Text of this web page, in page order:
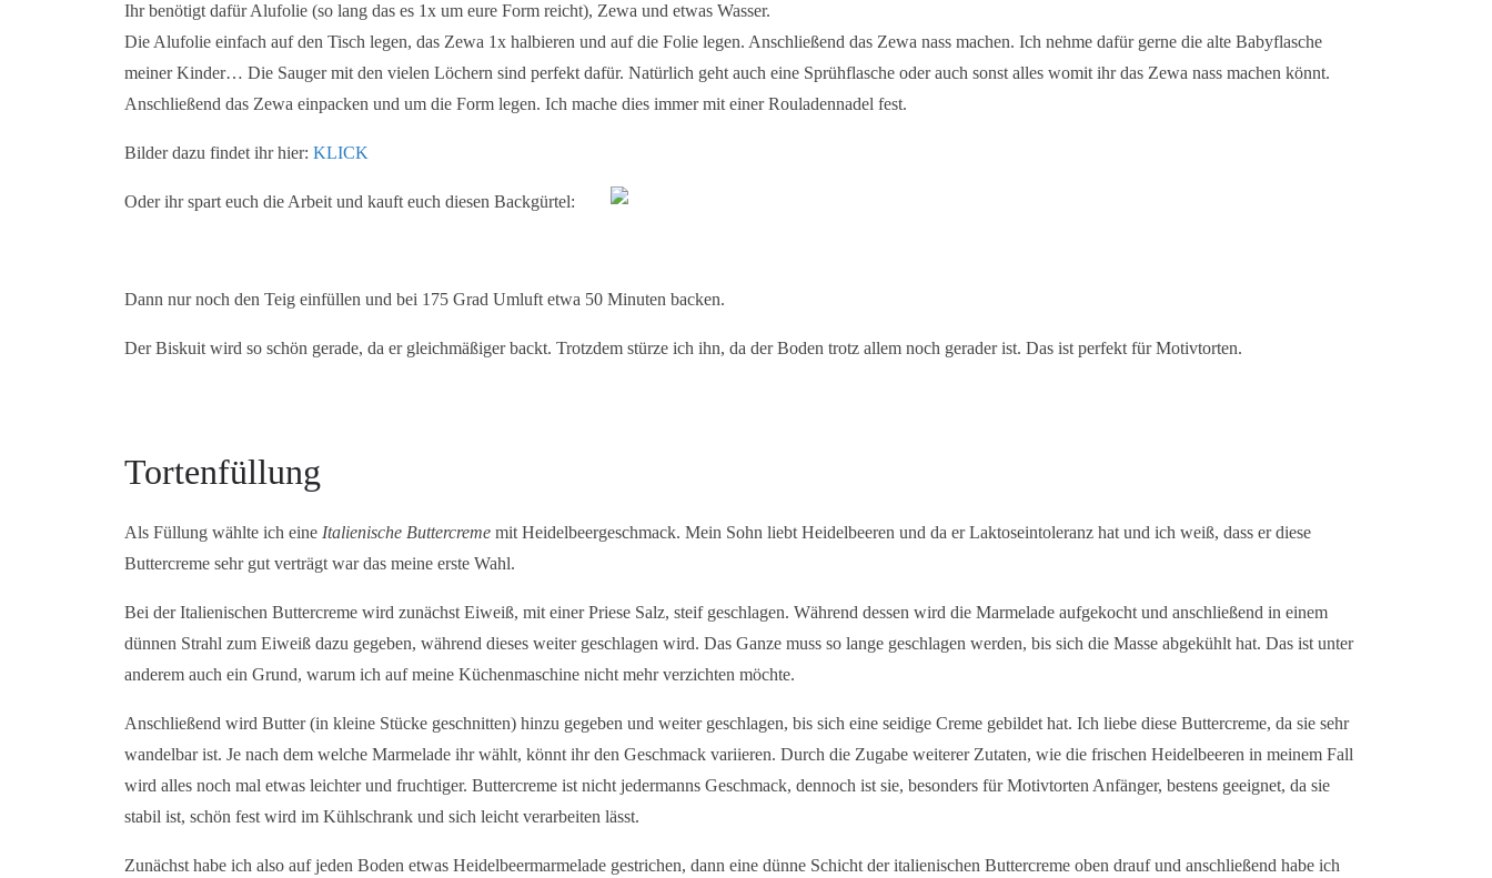
Ihr benötigt dafür Alufolie (so lang das es 1x um eure Form reicht), Zewa und etwas Wasser.
Die Alufolie einfach auf den Tisch legen, das Zewa 1x halbieren und auf die Folie legen. Anschließend das Zewa nass machen. Ich nehme dafür gerne die alte Babyflasche
meiner Kinder… Die Sauger mit den vielen Löchern sind perfekt dafür. Natürlich geht auch eine Sprühflasche oder auch sonst alles womit ihr das Zewa nass machen könnt.
Anschließend das Zewa einpacken und um die Form legen. Ich mache dies immer mit einer Rouladennadel fest.
Bilder dazu findet ihr hier: KLICK
Oder ihr spart euch die Arbeit und kauft euch diesen Backgürtel:
Dann nur noch den Teig einfüllen und bei 175 Grad Umluft etwa 50 Minuten backen.
Der Biskuit wird so schön gerade, da er gleichmäßiger backt. Trotzdem stürze ich ihn, da der Boden trotz allem noch gerader ist. Das ist perfekt für Motivtorten.
Tortenfüllung
Als Füllung wählte ich eine Italienische Buttercreme mit Heidelbeergeschmack. Mein Sohn liebt Heidelbeeren und da er Laktoseintoleranz hat und ich weiß, dass er diese
Buttercreme sehr gut verträgt war das meine erste Wahl.
Bei der Italienischen Buttercreme wird zunächst Eiweiß, mit einer Priese Salz, steif geschlagen. Während dessen wird die Marmelade aufgekocht und anschließend in einem
dünnen Strahl zum Eiweiß dazu gegeben, während dieses weiter geschlagen wird. Das Ganze muss so lange geschlagen werden, bis sich die Masse abgekühlt hat. Das ist unter
anderem auch ein Grund, warum ich auf meine Küchenmaschine nicht mehr verzichten möchte.
Anschließend wird Butter (in kleine Stücke geschnitten) hinzu gegeben und weiter geschlagen, bis sich eine seidige Creme gebildet hat. Ich liebe diese Buttercreme, da sie sehr
wandelbar ist. Je nach dem welche Marmelade ihr wählt, könnt ihr den Geschmack variieren. Durch die Zugabe weiterer Zutaten, wie die frischen Heidelbeeren in meinem Fall
wird alles noch mal etwas leichter und fruchtiger. Buttercreme ist nicht jedermanns Geschmack, dennoch ist sie, besonders für Motivtorten Anfänger, bestens geeignet, da sie
stabil ist, schön fest wird im Kühlschrank und sich leicht verarbeiten lässt.
Zunächst habe ich also auf jeden Boden etwas Heidelbeermarmelade gestrichen, dann eine dünne Schicht der italienischen Buttercreme oben drauf und anschließend habe ich